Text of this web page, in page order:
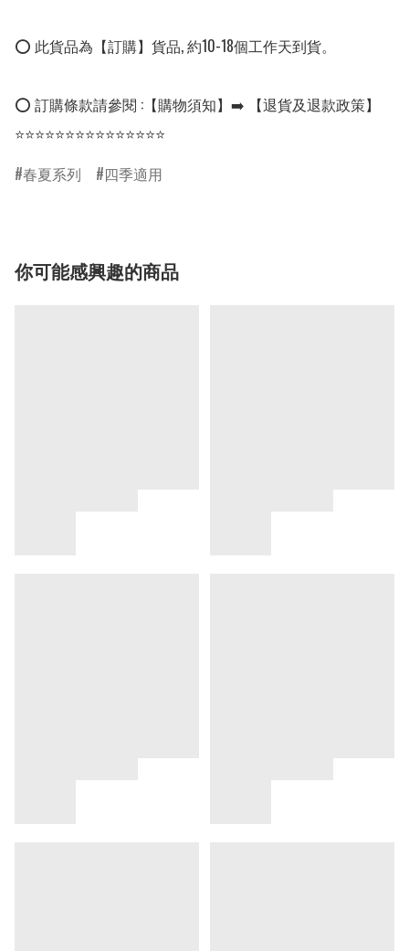
⭕ 此貨品為【訂購】貨品, 約10-18個工作天到貨。
⭕ 訂購條款請參閱 :【購物須知】➡️ 【退貨及退款政策】
⭐⭐⭐⭐⭐⭐⭐⭐⭐⭐⭐⭐⭐⭐⭐
春夏系列
四季適用
你可能感興趣的商品